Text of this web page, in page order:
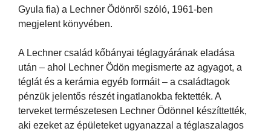
Gyula fia) a Lechner Ödönről szóló, 1961-ben
megjelent könyvében.
A Lechner család kőbányai téglagyárának eladása
után – ahol Lechner Ödön megismerte az agyagot, a
téglát és a kerámia egyéb formáit – a családtagok
pénzük jelentős részét ingatlanokba fektették. A
terveket természetesen Lechner Ödönnel készíttették,
aki ezeket az épületeket ugyanazzal a téglaszalagos